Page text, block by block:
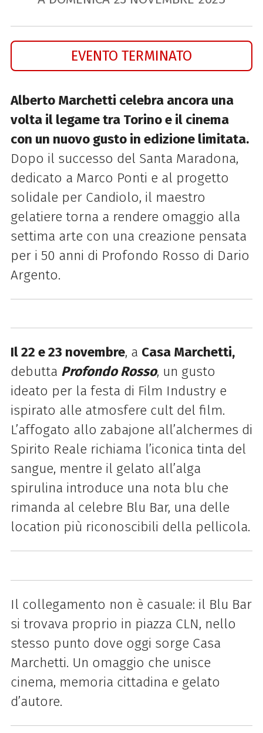
EVENTO TERMINATO
Alberto Marchetti celebra ancora una
volta il legame tra Torino e il cinema
con un nuovo gusto in edizione limitata.
Dopo il successo del Santa Maradona,
dedicato a Marco Ponti e al progetto
solidale per Candiolo, il maestro
gelatiere torna a rendere omaggio alla
settima arte con una creazione pensata
per i 50 anni di Profondo Rosso di Dario
Argento.
Il 22 e 23 novembre, a Casa Marchetti,
debutta Profondo Rosso, un gusto
ideato per la festa di Film Industry e
ispirato alle atmosfere cult del film.
L’affogato allo zabajone all’alchermes di
Spirito Reale richiama l’iconica tinta del
sangue, mentre il gelato all’alga
spirulina introduce una nota blu che
rimanda al celebre Blu Bar, una delle
location più riconoscibili della pellicola.
Il collegamento non è casuale: il Blu Bar
si trovava proprio in piazza CLN, nello
stesso punto dove oggi sorge Casa
Marchetti. Un omaggio che unisce
cinema, memoria cittadina e gelato
d’autore.